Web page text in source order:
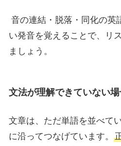
音の連結・脱落・同化の英
い発音を覚えることで、リ
ましょう。
文法が理解できていない
文章は、ただ単語を並べて
に沿ってつなげています。